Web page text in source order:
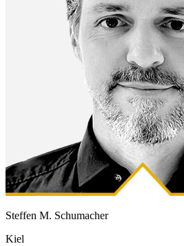
Steffen M. Schumacher
Kiel